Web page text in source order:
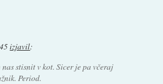
izjavil:
stisnit v kot. Sicer je pa včeraj
Period.